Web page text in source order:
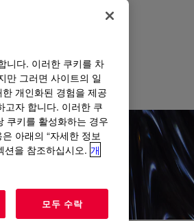
니다. 이러한 쿠키를 차
만 그러면 사이트의 일
개인화된 경험을 제공
고자 합니다. 이러한 쿠
쿠키를 활성화하는 경우
아래의 “자세한 정보
션을 참조하십시오. 개
모두 수락